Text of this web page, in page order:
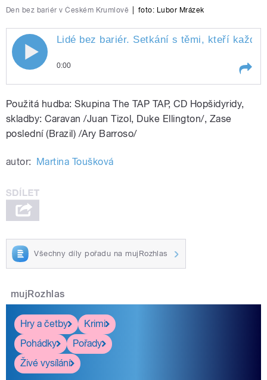
Den bez bariér v Českém Krumlově foto: Lubor Mrázek
pause
Lidé bez bariér. Setkání s těmi, kteří
0:00
kteří každý rok v září otvírají
Český Krumlov návštěvníkům s
nejrůznějšími handicapy.
Připravila Martina
Použitá hudba: Skupina The TAP TAP, CD Hopšidyridy,
skladby: Caravan /Juan Tizol, Duke Ellington/, Zase
poslední (Brazil) /Ary Barroso/
autor: Martina Toušková
Všechny díly pořadu na mujRozhlas
mujRozhlas
Hry a četby
Krimi
Pohádky
Pořady
Živé vysílání